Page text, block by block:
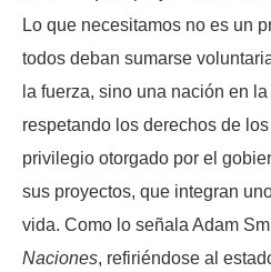
Lo que necesitamos no es un
todos deban sumarse
la fuerza, sino una nación en
respetando los derechos de
privilegio otorgado por el
sus proyectos, que integran
vida. Como lo señala Adam
Naciones, refiriéndose al